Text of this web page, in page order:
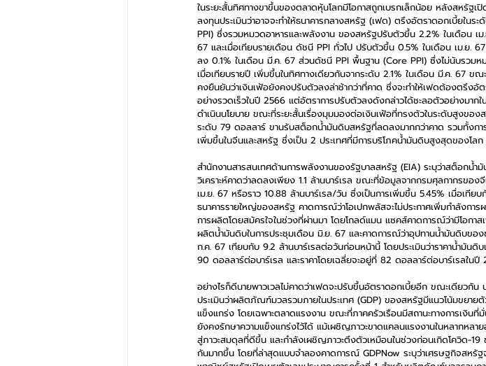
ในระยะสั้นทิศทางขาขึ้นของตลาดหุ้นโลกมีโอกาสถูกเบรกเล็กน้อย หลังสหรัฐ
ลงทุนประเมินว่าอาจจะทำให้ธนาคารกลางสหรัฐ (เฟด) ตรึงอัตราดอกเบี้ยใน
PPI) ซึ่งรวมหมวดอาหารและพลังงาน ของสหรัฐปรับตัวขึ้น 2.2% ในเดือน เม
67 และเมื่อเทียบรายเดือน ดัชนี PPI ทั่วไป ปรับตัวขึ้น 0.5% ในเดือน เม.ย.
ลง 0.1% ในเดือน มี.ค. 67 ส่วนดัชนี PPI พื้นฐาน (Core PPI) ซึ่งไม่นับรวมห
เมื่อเทียบรายปี เพิ่มขึ้นในทิศทางเดียวกันจากระดับ 2.1% ในเดือน มี.ค. 67 ข
คงยืนยันว่าเงินเฟ้อยังคงปรับตัวลงล่าช้ากว่าที่คาด ซึ่งจะทำให้เฟดต้องตรึงอั
อย่างรวดเร็วในปี 2566 แต่อัตราการปรับตัวลงดังกล่าวได้ชะลอตัวอย่างมาก
ดำเนินนโยบาย ขณะที่ระยะสั้นเรื่องมุมมองต่อเงินเฟ้อที่ทรงตัวในระดับสูงขอ
ระดับ 79 ดอลลาร์ ขานรับสต็อกน้ำมันดิบสหรัฐที่ลดลงมากกว่าคาด รวมทั้งก
เพิ่มขึ้นในจีนและสหรัฐ ซึ่งเป็น 2 ประเทศที่มีการบริโภคน้ำมันดิบสูงสุดของโลก
สำนักงานสารสนเทศด้านการพลังงานของรัฐบาลสหรัฐ (EIA) ระบุว่าสต็อกน้
วิเคราะห์คาดว่าลดลงเพียง 1.1 ล้านบาร์เรล ขณะที่ข้อมูลจากกรมศุลกากรขอ
เม.ย. 67 หรือราว 10.88 ล้านบาร์เรล/วัน ซึ่งเป็นการเพิ่มขึ้น 5.45% เมื่อเ
ธนาคารรายใหญ่ของสหรัฐ คาดการณ์ว่าโอเปกพลัสจะไม่ประกาศเพิ่มกำลังกา
การผลิตโดยสมัครใจในช่วงที่ผ่านมา โดยโกลด์แมน แซคส์คาดการณ์ว่ามีโอกา
ผลิตน้ำมันดิบในการประชุมเดือน มิ.ย. 67 และคาดการณ์ว่าอุปทานน้ำมันดิบขอ
ก.ค. 67 เทียบกับ 9.2 ล้านบาร์เรลต่อวันก่อนหน้านี้ โดยประเมินว่าราคาน้ำมั
90 ดอลลาร์ต่อบาร์เรล และราคาโดยเฉลี่ยจะอยู่ที่ 82 ดอลลาร์ต่อบาร์เรลในปี
อย่างไรก็ดีนายพาวเวลไม่คาดว่าเฟดจะปรับขึ้นอัตราดอกเบี้ยอีก ขณะเดียวกั
ประเมินว่าผลิตภัณฑ์มวลรวมภายในประเทศ (GDP) ของสหรัฐมีแนวโน้มขยา
แข็งแกร่ง โดยเฉพาะตลาดแรงงาน ขณะที่ภาคครัวเรือนมีสถานะทางการเงิน
ยังคงรักษาความแข็งแกร่งไว้ได้ แม้เผชิญภาวะขาดแคลนแรงงานในหลาก
สู่ภาวะสมดุลที่ดีขึ้น และกำลังเผชิญภาวะตึงตัวเหมือนในช่วงก่อนเกิดโควิด-
กันมากขึ้น โดยที่ล่าสุดแบบจำลองคาดการณ์ GDPNow ระบุว่าเศรษฐกิจสหรัฐ